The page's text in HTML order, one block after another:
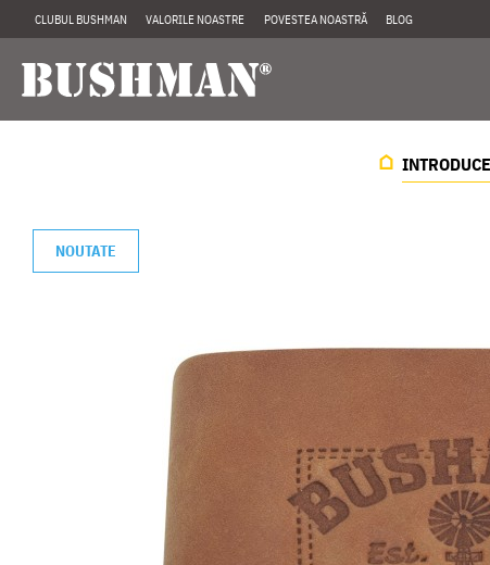
CLUBUL BUSHMAN VALORILE NOASTRE POVESTEA NOASTRĂ BLOG
NOUTATE